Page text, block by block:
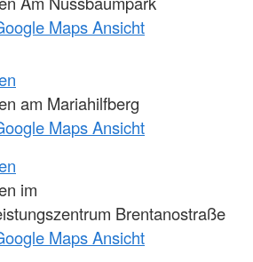
Maps Ansicht
am Mariahilfberg
Maps Ansicht
im
Brentanostraße
Maps Ansicht